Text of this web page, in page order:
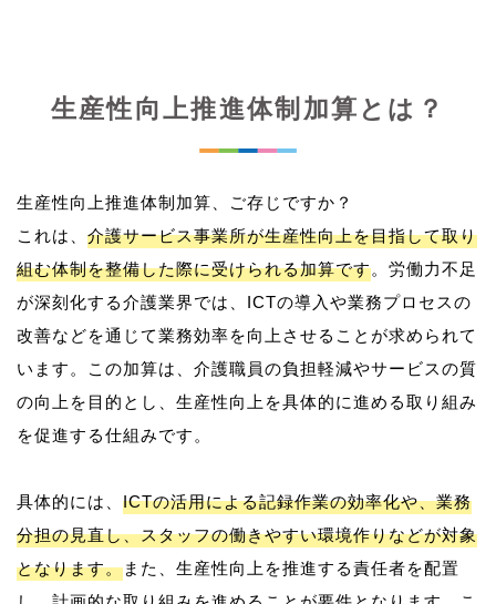
生産性向上推進体制加算とは？
生産性向上推進体制加算、ご存じですか？
これは、 介護サービス事業所が生産性向上を目指して取り
組む体制を整備した際に受けられる加算です。労働力不足
が深刻化する介護業界では、ICTの導入や業務プロセスの
改善などを通じて業務効率を向上させることが求められて
います。この加算は、介護職員の負担軽減やサービスの質
の向上を目的とし、生産性向上を具体的に進める取り組み
を促進する仕組みです。
具体的には、 ICTの活用による記録作業の効率化や、業務
分担の見直し、スタッフの働きやすい環境作りなどが対象
となります。また、生産性向上を推進する責任者を配置